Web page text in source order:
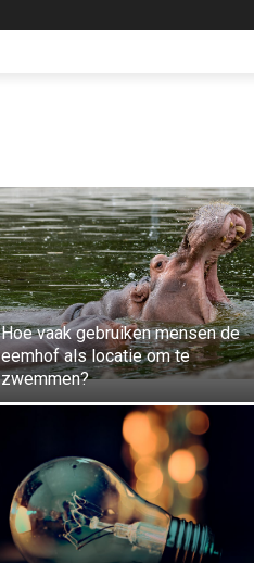
Hoe vaak gebruiken mensen de
eemhof als locatie om te
zwemmen?